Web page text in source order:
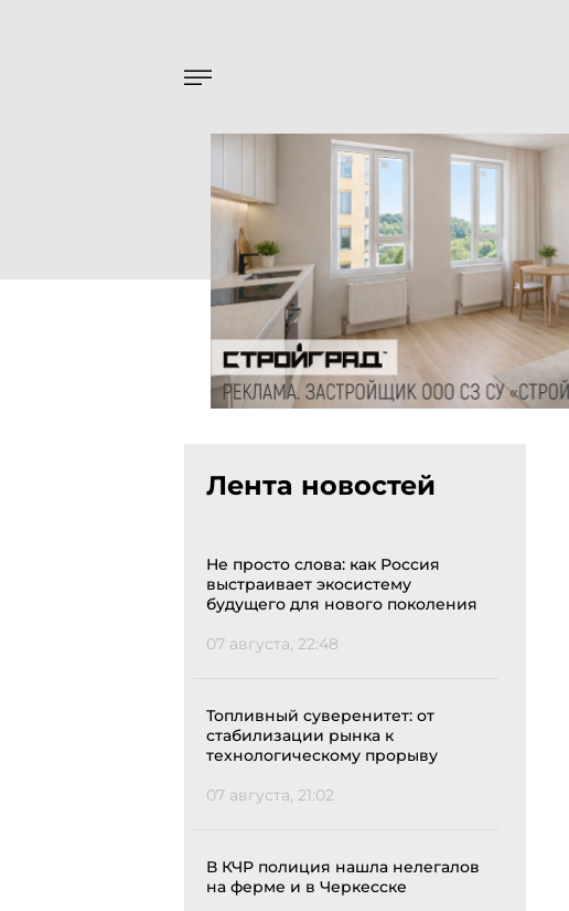
Лента новостей
Не просто слова: как Россия
выстраивает экосистему
будущего для нового поколения
07 августа, 22:48
Топливный суверенитет: от
стабилизации рынка к
технологическому прорыву
07 августа, 21:02
В КЧР полиция нашла нелегалов
на ферме и в Черкесске